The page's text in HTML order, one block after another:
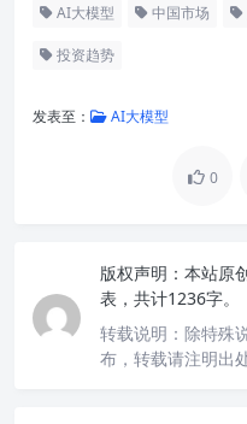
AI大模型 中国市场
投资趋势
发表至： AI大模型
0
版权声明： 本站原
表，共计1236字。
转载说明： 除特殊
布，转载请注明出处